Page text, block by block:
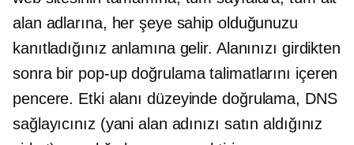
alan adlarına, her şeye sahip olduğunuzu
kanıtladığınız anlamına gelir. Alanınızı girdikten
sonra bir pop-updoğrulama talimatlarını içeren
pencere. Etki alanı düzeyinde doğrulama, DNS
sağlayıcınız (yani alan adınızı satın aldığınız